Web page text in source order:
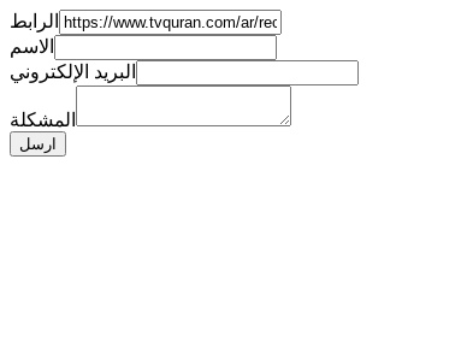
الرابط
الاسم
البريد الإلكتروني
المشكلة
ارسل